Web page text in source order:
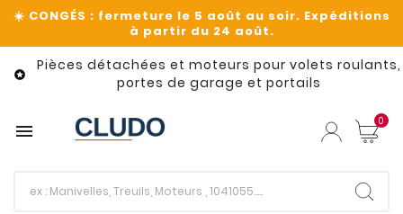

Pièces détachées et moteurs pour volets roulants,
portes de garage et portails
 0